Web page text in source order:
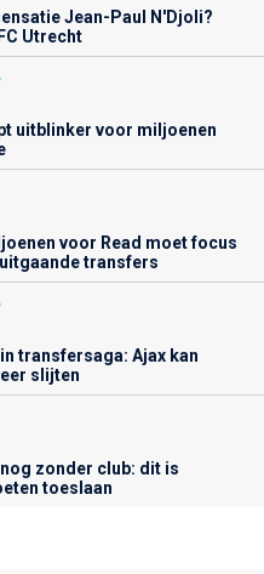
Jean-Paul N'Djoli?
Utrecht
uitblinker voor miljoenen
voor Read moet focus
transfers
transfersaga: Ajax kan
slijten
zonder club: dit is
toeslaan